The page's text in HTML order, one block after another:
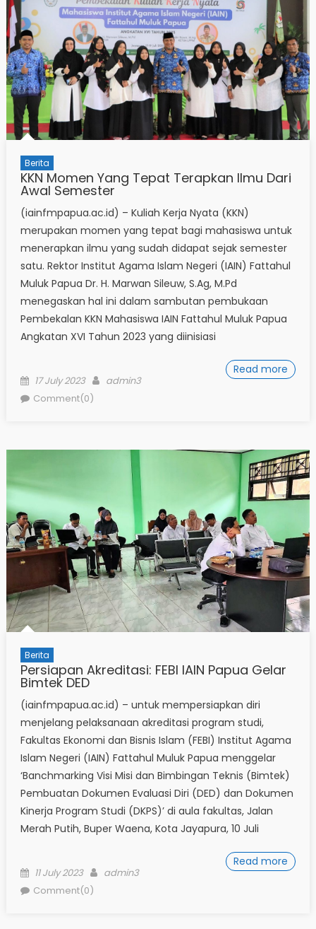
Berita
KKN Momen Yang Tepat Terapkan Ilmu Dari
Awal Semester
(iainfmpapua.ac.id) – Kuliah Kerja Nyata (KKN)
merupakan momen yang tepat bagi mahasiswa untuk
menerapkan ilmu yang sudah didapat sejak semester
satu. Rektor Institut Agama Islam Negeri (IAIN) Fattahul
Muluk Papua Dr. H. Marwan Sileuw, S.Ag, M.Pd
menegaskan hal ini dalam sambutan pembukaan
Pembekalan KKN Mahasiswa IAIN Fattahul Muluk Papua
Angkatan XVI Tahun 2023 yang diinisiasi
Read more
Posted
on
17 July 2023 Author
admin3
Comment(0)
Berita
Persiapan Akreditasi: FEBI IAIN Papua Gelar
Bimtek DED
(iainfmpapua.ac.id) – untuk mempersiapkan diri
menjelang pelaksanaan akreditasi program studi,
Fakultas Ekonomi dan Bisnis Islam (FEBI) Institut Agama
Islam Negeri (IAIN) Fattahul Muluk Papua menggelar
‘Banchmarking Visi Misi dan Bimbingan Teknis (Bimtek)
Pembuatan Dokumen Evaluasi Diri (DED) dan Dokumen
Kinerja Program Studi (DKPS)’ di aula fakultas, Jalan
Merah Putih, Buper Waena, Kota Jayapura, 10 Juli
Read more
Posted
on
11 July 2023 Author
admin3
Comment(0)